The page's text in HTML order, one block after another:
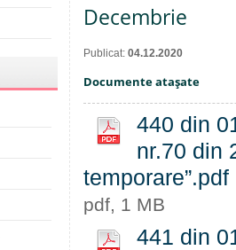
Decembrie
Publicat: 04.12.2020
Documente ataşate
440 din
nr.70 din
temporare”.pdf
pdf, 1 MB
441 din